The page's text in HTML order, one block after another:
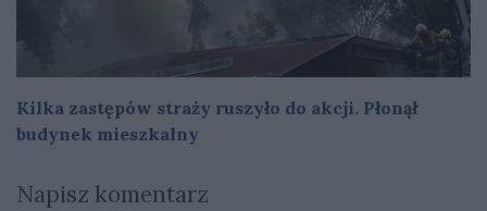
Kilka zastępów straży ruszyło do akcji. Płonął
budynek mieszkalny
Napisz komentarz